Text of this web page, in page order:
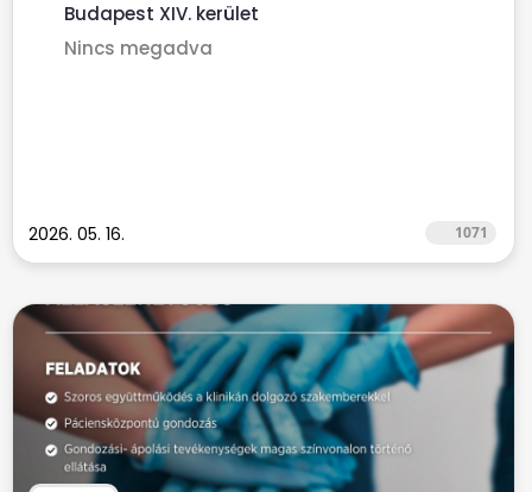
Budapest XIV. kerület
Nincs megadva
2026. 05. 16. 1071